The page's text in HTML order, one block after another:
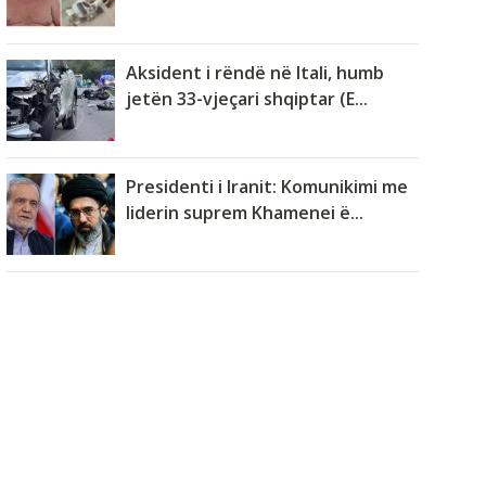
Aksident i rëndë në Itali, humb
jetën 33-vjeçari shqiptar (E...
Presidenti i Iranit: Komunikimi me
liderin suprem Khamenei ë...